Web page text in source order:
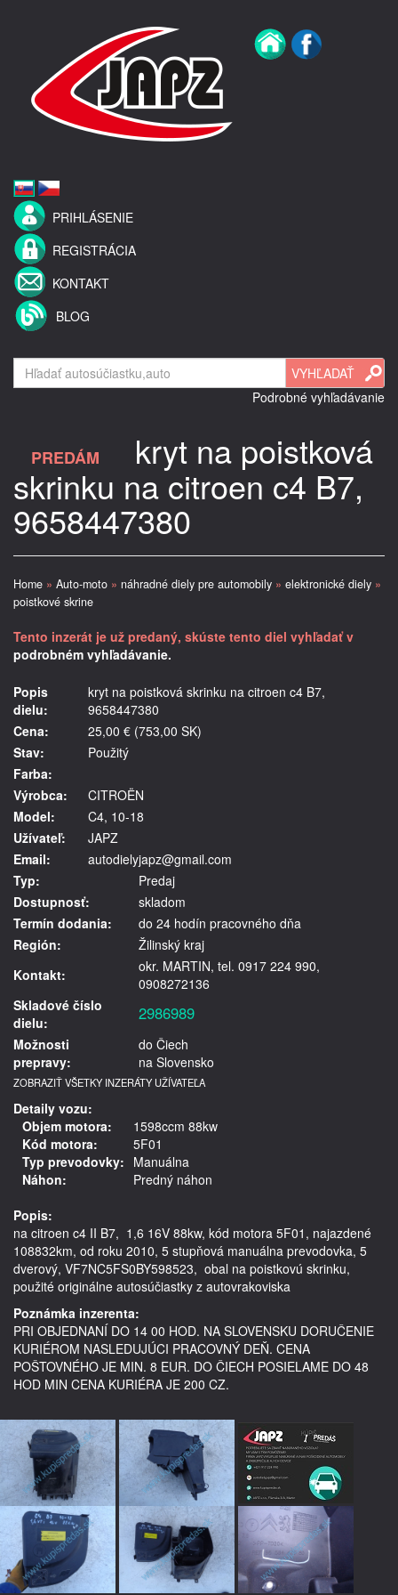
PRIHLÁSENIE
REGISTRÁCIA
KONTAKT
BLOG
Podrobné vyhľadávanie
PREDÁM kryt na poistková
skrinku na citroen c4 B7,
9658447380
Home » Auto-moto » náhradné diely pre automobily » elektronické diely »
poistkové skrine
Tento inzerát je už predaný, skúste tento diel vyhľadať v
podrobném vyhľadávanie.
Popis
dielu:
kryt na poistková skrinku na citroen c4 B7,
9658447380
Cena:
25,00 € (753,00 SK)
Stav:
Použitý
Farba:
Výrobca:
CITROËN
Model:
C4, 10-18
Užívateľ:
JAPZ
Email:
autodielyjapz@gmail.com
Typ:
Predaj
Dostupnosť:
skladom
Termín dodania:
do 24 hodín pracovného dňa
Región:
Žilinský kraj
Kontakt:
okr. MARTIN, tel. 0917 224 990,
0908272136
Skladové číslo
dielu:
2986989
Možnosti
prepravy:
do Čiech
na Slovensko
ZOBRAZIŤ VŠETKY INZERÁTY UŽÍVATEĽA
Detaily vozu:
Objem motora:
1598ccm 88kw
Kód motora:
5F01
Typ prevodovky: Manuálna
Náhon:
Predný náhon
Popis:
na citroen c4 II B7,  1,6 16V 88kw, kód motora 5F01, najazdené
108832km, od roku 2010, 5 stupňová manuálna prevodovka, 5
dverový, VF7NC5FS0BY598523,  obal na poistkovú skrinku,
Poznámka inzerenta:
PRI OBJEDNANÍ DO 14 00 HOD. NA SLOVENSKU DORUČENIE
KURIÉROM NASLEDUJÚCI PRACOVNÝ DEŇ. CENA
POŠTOVNÉHO JE MIN. 8 EUR. DO ČIECH POSIELAME DO 48
HOD MIN CENA KURIÉRA JE 200 CZ.